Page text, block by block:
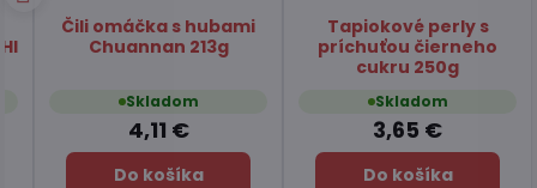
Čili omáčka s hubami
Chuannan 213g
Skladom
4,11 €
Do košíka
Tapiokové perly s
príchuťou čierneho
cukru 250g
Skladom
3,65 €
Do košíka